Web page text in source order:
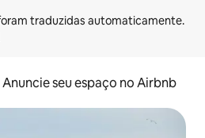
Anuncie seu espaço no Airbnb